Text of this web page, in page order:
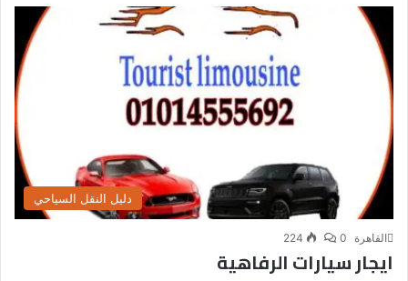
دليل النقل السياحي
القاهرة 0
224
ايجار سيارات الرفاهية